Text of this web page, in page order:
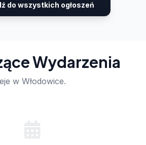
do wszystkich ogłoszeń
Wydarzenia
w Włodowice.